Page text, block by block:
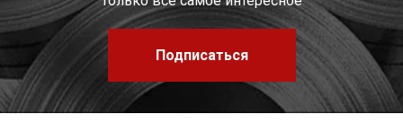
Подписаться